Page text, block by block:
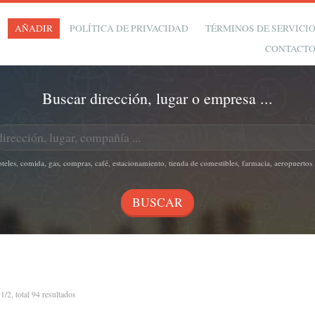
AÑADIR POLÍTICA DE PRIVACIDAD
TÉRMINOS DE
Buscar dirección, lugar o empresa ...
comida, gas, compras, café, estacionamiento, tienda de comestibles, farmacia, aeropuertos
1/2, total 94 resultados